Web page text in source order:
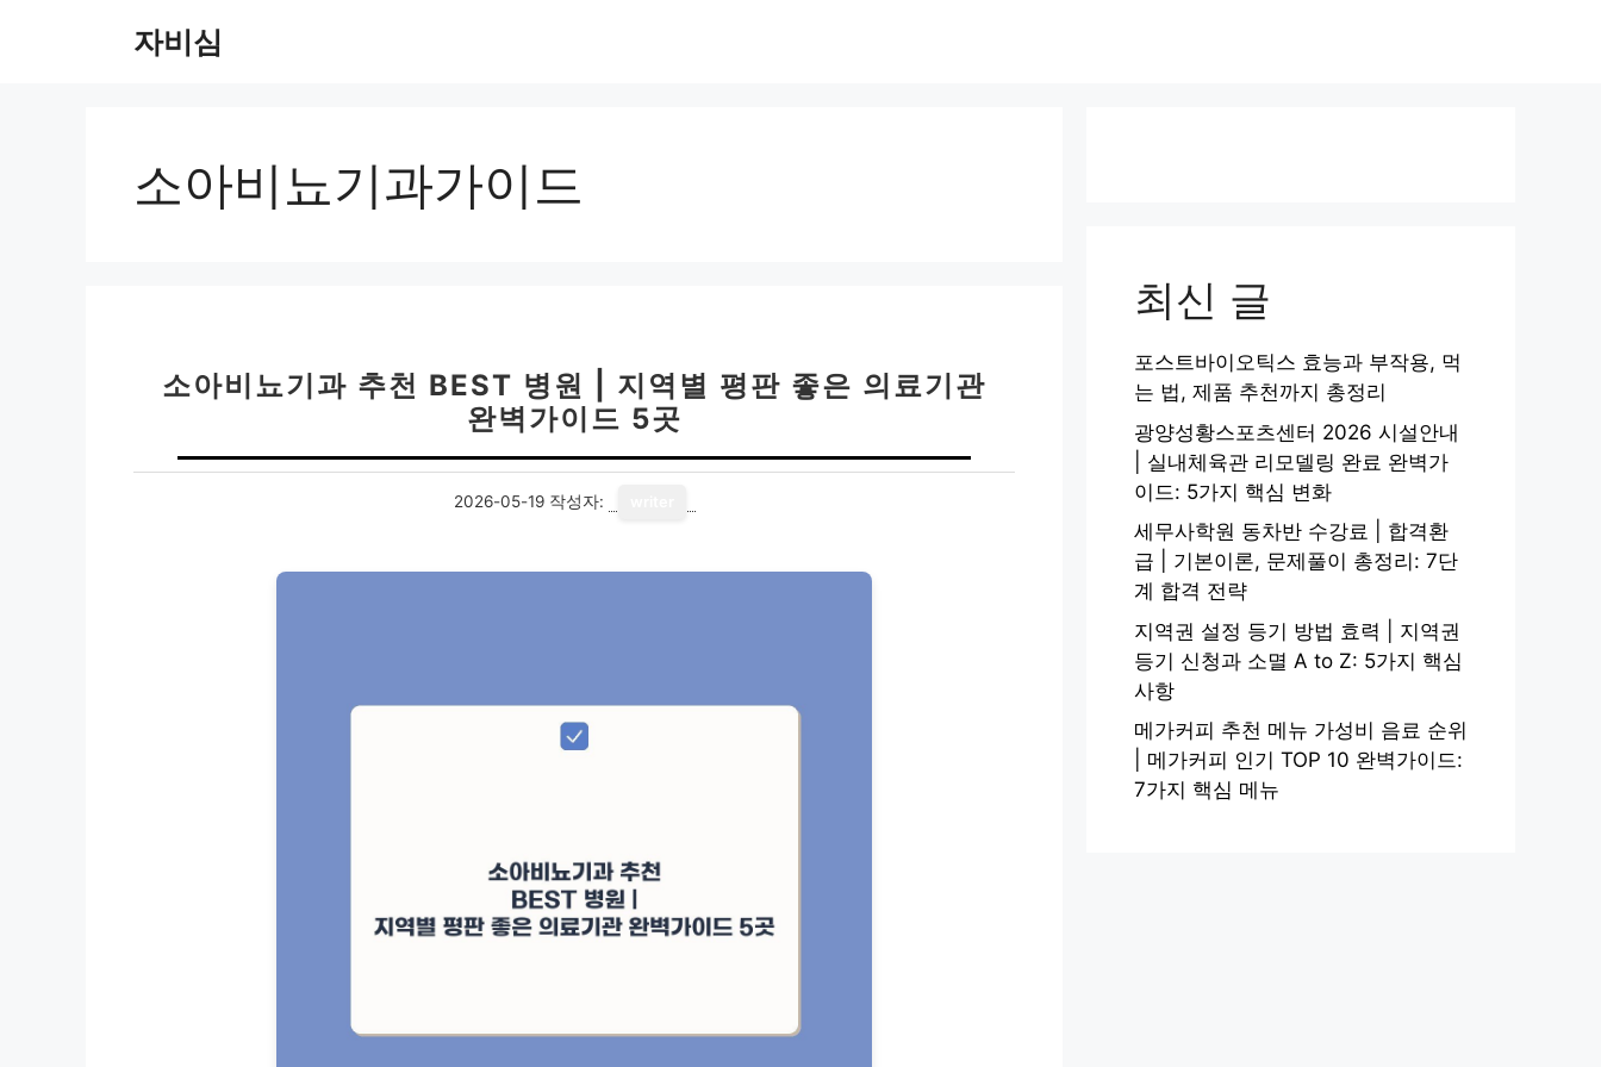
자비심
소아비뇨기과가이드
소아비뇨기과 추천 BEST 병원 | 지역별 평판 좋은 의료기관
완벽가이드 5곳
2026-05-19 작성자:
최신 글
포스트바이오틱스 효능과 부작용, 먹
는 법, 제품 추천까지 총정리
광양성황스포츠센터 2026 시설안내
| 실내체육관 리모델링 완료 완벽가
이드: 5가지 핵심 변화
세무사학원 동차반 수강료 | 합격환
급 | 기본이론, 문제풀이 총정리: 7단
계 합격 전략
지역권 설정 등기 방법 효력 | 지역권
등기 신청과 소멸 A to Z: 5가지 핵심
사항
메가커피 추천 메뉴 가성비 음료 순위
| 메가커피 인기 TOP 10 완벽가이드:
7가지 핵심 메뉴